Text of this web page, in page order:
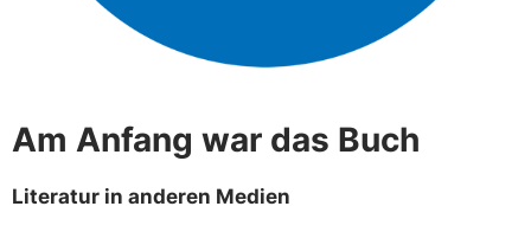
Am Anfang war das Buch
Literatur in anderen Medien